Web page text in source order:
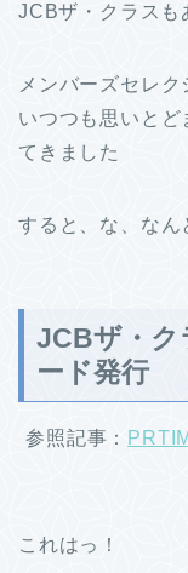
JCBザ・クラスも
メンバーズセレ
いつつも思いとど
てきました
すると、な、なん
JCBザ・ク
ード発行
参照記事：
これはっ！